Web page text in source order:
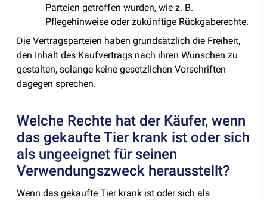
Parteien getroffen wurden, wie z. B.
Pflegehinweise oder zukünftige Rückgaberechte.
Die Vertragsparteien haben grundsätzlich die Freiheit,
den Inhalt des Kaufvertrags nach ihren Wünschen zu
gestalten, solange keine gesetzlichen Vorschriften
dagegen sprechen.
Welche Rechte hat der Käufer, wenn
das gekaufte Tier krank ist oder sich
als ungeeignet für seinen
Verwendungszweck herausstellt?
Wenn das gekaufte Tier krank ist oder sich als